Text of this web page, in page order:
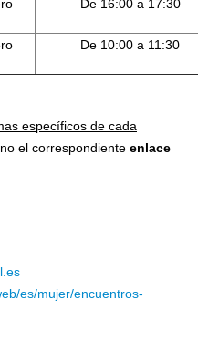
De 16:00 a 17:30
De 10:00 a 11:30
específicos de cada
el correspondiente enlace
es/mujer/encuentros-